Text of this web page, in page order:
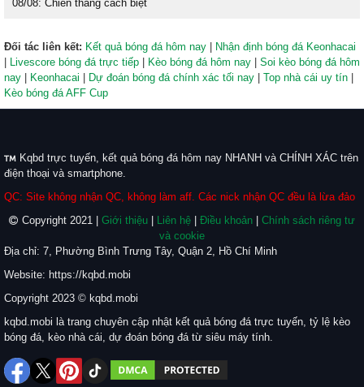
08/08: Chiến thắng cách biệt
Đối tác liên kết: Kết quả bóng đá hôm nay
Nhận định bóng đá Keonhacai
Livescore bóng đá trực tiếp Kèo bóng đá hôm nay
Soi kèo bóng đá hôm
nay
Keonhacai Dự đoán bóng đá chính xác tối nay Top nhà cái uy tín
Kèo bóng đá AFF Cup
Kqbd trực tuyến, kết quả bóng đá hôm nay NHANH và CHÍNH XÁC trên
điện thoại và smartphone.
QC: Site không nhận QC, không làm aff. Các nick nhận QC đều là lừa đảo
Copyright 2021 | Giới thiệu Liên hệ Điều khoản
Chính sách riêng tư
và cookie
Địa chỉ: 7, Phường Bình Trưng Tây, Quận 2, Hồ Chí Minh
Website: https://kqbd.mobi
Copyright 2023 © kqbd.mobi
kqbd.mobi là trang chuyên cập nhật kết quả bóng đá trực tuyến, tỷ lệ kèo
bóng đá, kèo nhà cái, dự đoán bóng đá từ siêu máy tính.